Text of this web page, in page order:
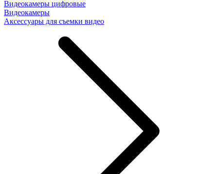
Видеокамеры цифровые
Видеокамеры
Аксессуары для съемки видео